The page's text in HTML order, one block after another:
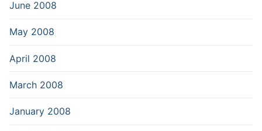
June 2008
May 2008
April 2008
March 2008
January 2008